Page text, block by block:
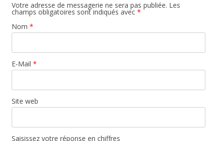
Votre adresse de messagerie ne sera pas publiée. Les
champs obligatoires sont indiqués avec *
Nom *
E-Mail *
Site web
Saisissez votre réponse en chiffres